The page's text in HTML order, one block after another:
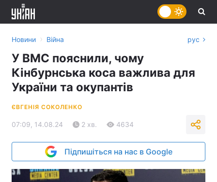
Новини › Війна рус
У ВМС пояснили, чому
Кінбурнська коса важлива для
України та окупантів
ЄВГЕНІЯ СОКОЛЕНКО
07:09, 14.08.24 2 хв. 4634
Підпишіться на нас в Google